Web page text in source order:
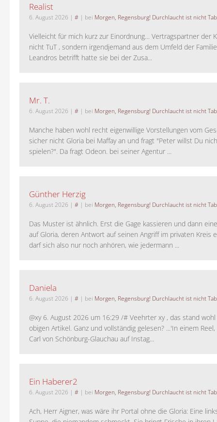
Realist
6. August 2026 | # | bei Morgen, Regensburg! Durchlaucht ist nicht
Vielleicht für mich kurz zur Einordnung… Vertragspartner der
nicht TuT , sondern irgendjemand aus dem Umfeld der
Leandros betrifft hatte sie bei der Zusa...
Mr. T.
6. August 2026 | # | bei Morgen, Regensburg! Durchlaucht ist nicht
Manche haben wohl recht eigenwillige Vorstellungen vom
sicher nicht Gloria bei Maffay an und fragt "Peter willst Du
spielen?". Da fragt Odeon. bei seiner Agentur ...
Günther Herzig
6. August 2026 | # | bei Morgen, Regensburg! Durchlaucht ist nicht
Das Muster ist ähnlich. Erst die Gage kassieren und dann
auf Gloria, deren Antwort auf seinen Angriff im privaten Kreis
darf sich also nur noch anhören, wie jedermann ...
Daniela
6. August 2026 | # | bei Morgen, Regensburg! Durchlaucht ist nicht
@xy 6. August 2026 um 16:29 /# Veehrter xy , das stand
obigen Artikel. Ganz und vollständig gelesen? ...'In einem
Carl von Schönburg-Glauchau auf Instag...
Ein Haberer2
6. August 2026 | # | bei Morgen, Regensburg! Durchlaucht ist nicht
Ach, Herr Aigner, was wäre ihr Portal ohne die Gloria: Eine